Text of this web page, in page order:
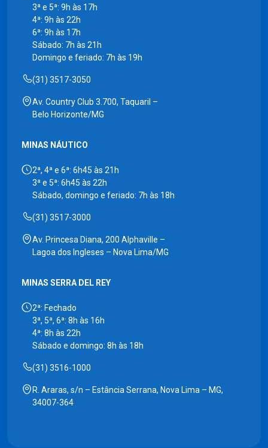
3ª e 5ª: 9h às 17h
4ª: 9h às 22h
6ª: 9h às 17h
Sábado: 7h às 21h
Domingo e feriado: 7h às 19h
(31) 3517-3050
Av. Country Club 3.700, Taquaril –
Belo Horizonte/MG
MINAS NÁUTICO
2ª, 4ª e 6ª: 6h45 às 21h
3ª e 5ª: 6h45 às 22h
Sábado, domingo e feriado: 7h às 18h
(31) 3517-3000
Av. Princesa Diana, 200 Alphaville –
Lagoa dos Ingleses – Nova Lima/MG
MINAS SERRA DEL REY
2ª: Fechado
3ª, 5ª, 6ª: 8h às 16h
4ª: 8h às 22h
Sábado e domingo: 8h às 18h
(31) 3516-1000
R. Araras, s/n – Estância Serrana, Nova Lima – MG,
34007-364